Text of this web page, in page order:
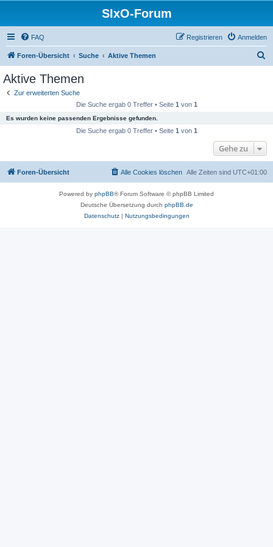
SIxO-Forum
FAQ Anmelden
Registrieren
Foren-Übersicht Suche Aktive Themen
Aktive Themen
Zur erweiterten Suche
Die Suche ergab 0 Treffer • Seite 1 von 1
Es wurden keine passenden Ergebnisse gefunden.
Die Suche ergab 0 Treffer • Seite 1 von 1
Gehe zu
Foren-Übersicht Alle Zeiten sind UTC+01:00
Alle Cookies löschen
Powered by phpBB® Forum Software © phpBB Limited
Deutsche Übersetzung durch phpBB.de
Datenschutz| Nutzungsbedingungen